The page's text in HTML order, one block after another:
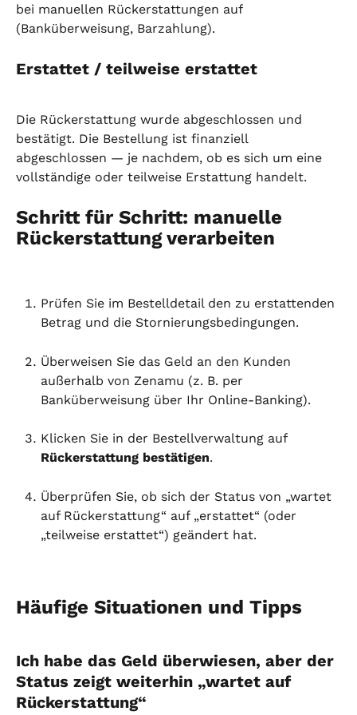
bei manuellen Rückerstattungen auf
(Banküberweisung, Barzahlung).
Erstattet / teilweise erstattet
Die Rückerstattung wurde abgeschlossen und
bestätigt. Die Bestellung ist finanziell
abgeschlossen — je nachdem, ob es sich um eine
vollständige oder teilweise Erstattung handelt.
Schritt für Schritt: manuelle
Rückerstattung verarbeiten
Prüfen Sie im Bestelldetail den zu erstattenden
Betrag und die Stornierungsbedingungen.
Überweisen Sie das Geld an den Kunden
außerhalb von Zenamu (z. B. per
Banküberweisung über Ihr Online-Banking).
Klicken Sie in der Bestellverwaltung auf
Rückerstattung bestätigen.
Überprüfen Sie, ob sich der Status von „wartet
auf Rückerstattung“ auf „erstattet“ (oder
„teilweise erstattet“) geändert hat.
Häufige Situationen und Tipps
Ich habe das Geld überwiesen, aber der
Status zeigt weiterhin „wartet auf
Rückerstattung“